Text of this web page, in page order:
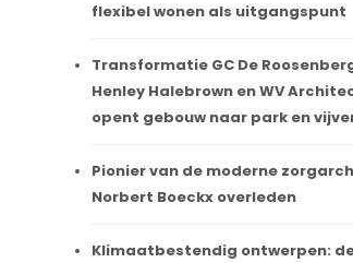
flexibel wonen als uitgangspunt
Transformatie GC De
Henley Halebrown en WV
opent gebouw naar park en
Pionier van de moderne
Norbert Boeckx overleden
Klimaatbestendig ontwerpen: